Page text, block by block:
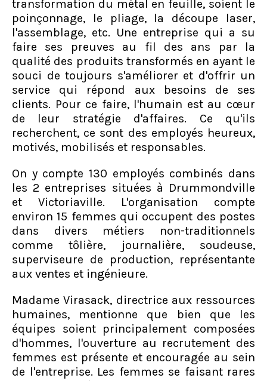
transformation du métal en feuille, soient le
poinçonnage, le pliage, la découpe laser,
l'assemblage, etc. Une entreprise qui a su
faire ses preuves au fil des ans par la
qualité des produits transformés en ayant le
souci de toujours s'améliorer et d'offrir un
service qui répond aux besoins de ses
clients. Pour ce faire, l'humain est au cœur
de leur stratégie d'affaires. Ce qu'ils
recherchent, ce sont des employés heureux,
motivés, mobilisés et responsables.
On y compte 130 employés combinés dans
les 2 entreprises situées à Drummondville
et Victoriaville. L'organisation compte
environ 15 femmes qui occupent des postes
dans divers métiers non-traditionnels
comme tôlière, journalière, soudeuse,
superviseure de production, représentante
aux ventes et ingénieure.
Madame Virasack, directrice aux ressources
humaines, mentionne que bien que les
équipes soient principalement composées
d'hommes, l'ouverture au recrutement des
femmes est présente et encouragée au sein
de l'entreprise. Les femmes se faisant rares